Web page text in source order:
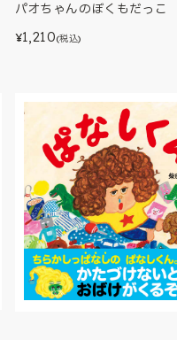
パオちゃんのぼくもだっこ
¥1,210(税込)